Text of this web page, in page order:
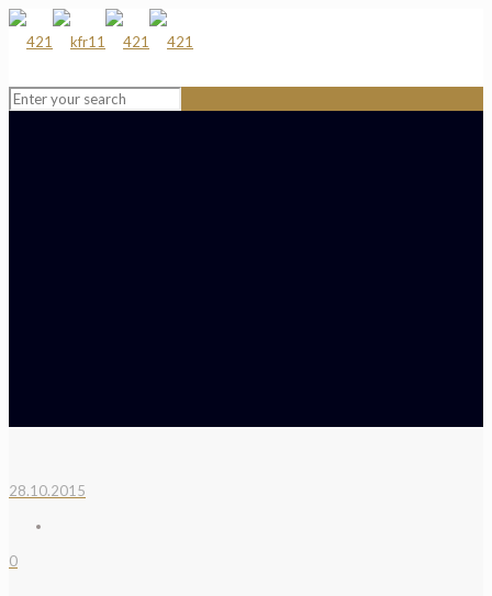
28.10.2015
0